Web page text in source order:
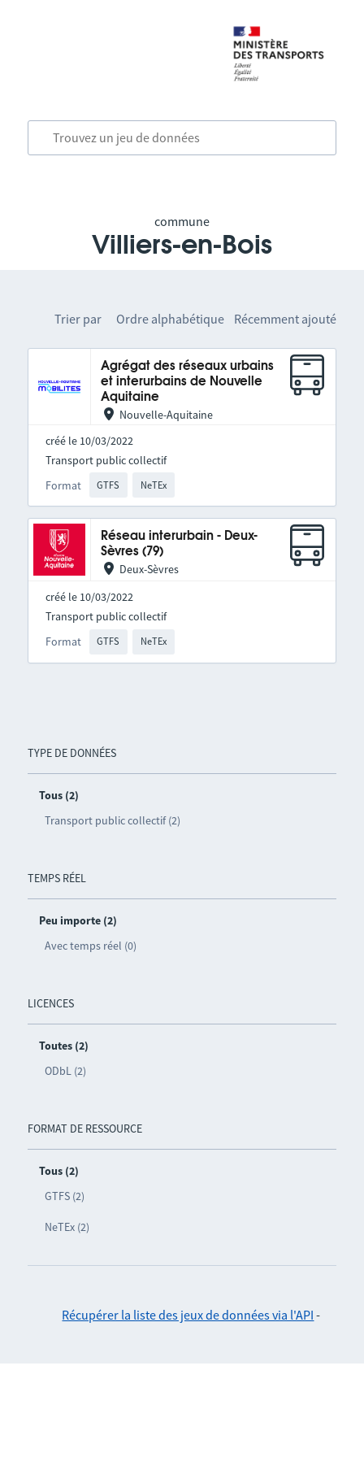
commune
Villiers-en-Bois
TYPE DE DONNÉES
Tous (2)
Transport public collectif (2)
TEMPS RÉEL
Peu importe (2)
Avec temps réel (0)
LICENCES
Toutes (2)
ODbL (2)
FORMAT DE RESSOURCE
Tous (2)
GTFS (2)
NeTEx (2)
Trier par Ordre alphabétique Récemment ajouté
Agrégat des réseaux urbains
et interurbains de Nouvelle
Aquitaine
Nouvelle-Aquitaine
créé le 10/03/2022
Format GTFS NeTEx
Transport public collectif
Réseau interurbain - Deux-
Sèvres (79)
Deux-Sèvres
créé le 10/03/2022
Format GTFS NeTEx
Transport public collectif
Récupérer la liste des jeux de données via l'API -